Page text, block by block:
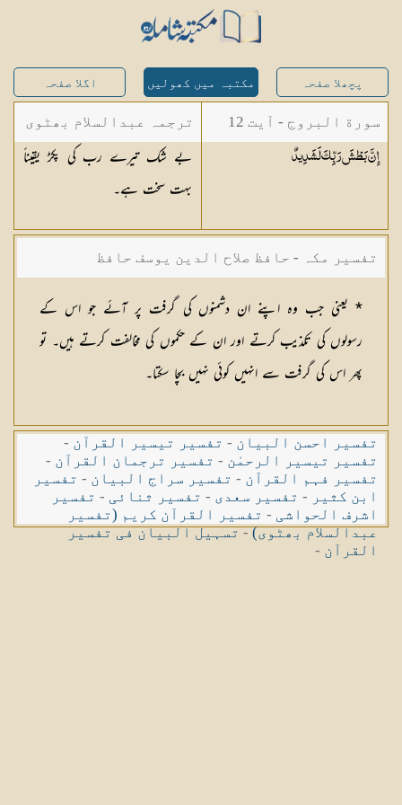
پچھلا صفحہ مکتبہ میں کھولیں اگلا صفحہ
سورة البروج - آیت 12
إِنَّ بَطْشَ رَبِّكَلَشَدِيدٌ
ترجمہ عبدالسلام بھٹوی
- عبدالسلام بن محمد
بے شک تیرے رب کی پکڑ یقیناً
بہت سخت ہے۔
تفسیر مکہ - حافظ صلاح الدین یوسف حافظ
* یعنی جب وہ اپنے ان دشمنوں کی گرفت پر آئے جو اس کے
رسولوں کی تکذیب کرتے اور ان کے حکموں کی مخالفت کرتے ہیں۔ تو
پھر اس کی گرفت سے انہیں کوئی نہیں بچا سکتا۔
تفسیر احسن البیان - تفسیر تیسیر القرآن -
تفسیر تیسیر الرحمٰن - تفسیر ترجمان القرآن -
تفسیر فہم القرآن - تفسیر سراج البیان - تفسیر
ابن کثیر - تفسیر سعدی - تفسیر ثنائی - تفسیر
اشرف الحواشی - تفسیر القرآن کریم (تفسیر
عبدالسلام بھٹوی)-تسہیل البیان فی تفسیر
القرآن -